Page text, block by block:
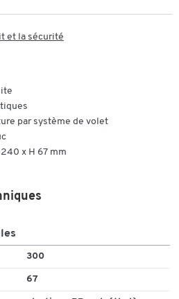
et la sécurité
par système de volet
x H 67 mm
300
67